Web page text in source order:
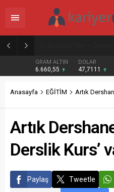
GRAM ALTIN
6.660,55
DOLAR
47,7111
Anasayfa EĞİTİM Artık
Artık
Derslik Kurs’
Paylaş Tweetle